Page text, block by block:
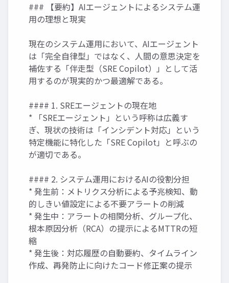
### 【要約】AIエージェントによるシステム運
用の理想と現実
現在のシステム運用において、AIエージェント
は「完全自律型」ではなく、人間の意思決定を
補佐する「伴走型（SRE Copilot）」として活
用するのが現実的かつ最適解である。
#### 1. SREエージェントの現在地
* 「SREエージェント」という呼称は広義す
ぎ、現状の技術は「インシデント対応」という
特定機能に特化した「SRE Copilot」と呼ぶの
が適切である。
#### 2. システム運用におけるAIの役割分担
* 発生前：メトリクス分析による予兆検知、動
的しきい値設定による不要アラートの削減
* 発生中：アラートの相関分析、グループ化、
根本原因分析（RCA）の提示によるMTTRの短
縮
* 発生後：対応履歴の自動要約、タイムライン
作成、再発防止に向けたコード修正案の提示